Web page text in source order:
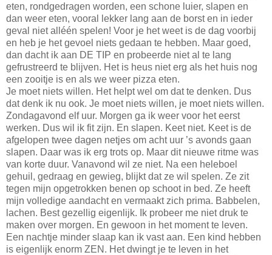
eten, rondgedragen worden, een schone luier, slapen en
dan weer eten, vooral lekker lang aan de borst en in ieder
geval niet alléén spelen! Voor je het weet is de dag voorbij
en heb je het gevoel niets gedaan te hebben. Maar goed,
dan dacht ik aan DE TIP en probeerde niet al te lang
gefrustreerd te blijven. Het is heus niet erg als het huis nog
een zooitje is en als we weer pizza eten.
Je moet niets willen. Het helpt wel om dat te denken. Dus
dat denk ik nu ook. Je moet niets willen, je moet niets willen.
Zondagavond elf uur. Morgen ga ik weer voor het eerst
werken. Dus wil ik fit zijn. En slapen. Keet niet. Keet is de
afgelopen twee dagen netjes om acht uur ’s avonds gaan
slapen. Daar was ik erg trots op. Maar dit nieuwe ritme was
van korte duur. Vanavond wil ze niet. Na een heleboel
gehuil, gedraag en gewieg, blijkt dat ze wil spelen. Ze zit
tegen mijn opgetrokken benen op schoot in bed. Ze heeft
mijn volledige aandacht en vermaakt zich prima. Babbelen,
lachen. Best gezellig eigenlijk. Ik probeer me niet druk te
maken over morgen. En gewoon in het moment te leven.
Een nachtje minder slaap kan ik vast aan. Een kind hebben
is eigenlijk enorm ZEN. Het dwingt je te leven in het